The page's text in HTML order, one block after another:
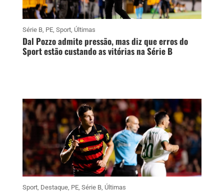
Série B, PE, Sport, Últimas
Dal Pozzo admite pressão, mas diz que erros do
Sport estão custando as vitórias na Série B
Sport, Destaque, PE, Série B, Últimas